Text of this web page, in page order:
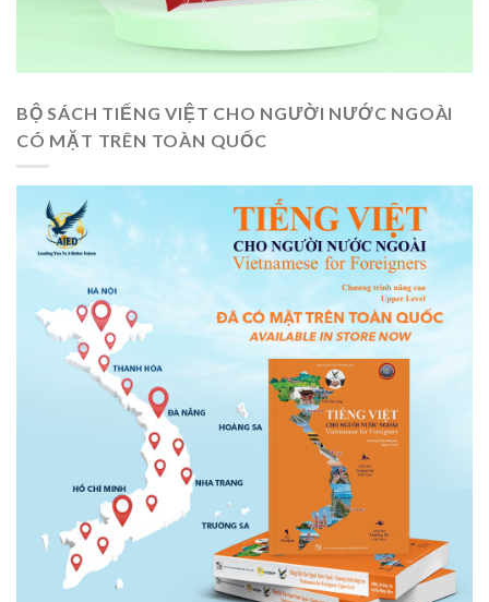
BỘ SÁCH TIẾNG VIỆT CHO NGƯỜI NƯỚC NGOÀI
CÓ MẶT TRÊN TOÀN QUỐC